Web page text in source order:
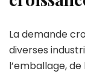
La demande
diverses
l’emballage,